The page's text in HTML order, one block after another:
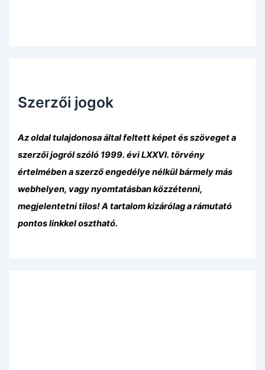
Szerzői jogok
Az oldal tulajdonosa által feltett képet és szöveget a
szerzői jogról szóló 1999. évi LXXVI. törvény
értelmében a szerző engedélye nélkül bármely más
webhelyen, vagy nyomtatásban közzétenni,
megjelentetni tilos! A tartalom kizárólag a rámutató
pontos linkkel osztható.